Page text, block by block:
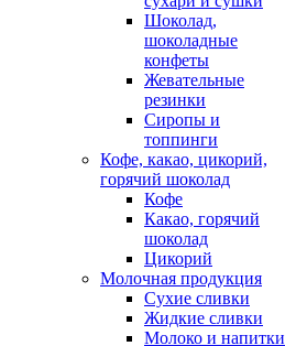
Шоколад,
шоколадные
конфеты
Жевательные
резинки
Сиропы и
топпинги
Кофе, какао, цикорий,
горячий шоколад
Кофе
Какао, горячий
шоколад
Цикорий
Молочная продукция
Сухие сливки
Жидкие сливки
Молоко и напитки